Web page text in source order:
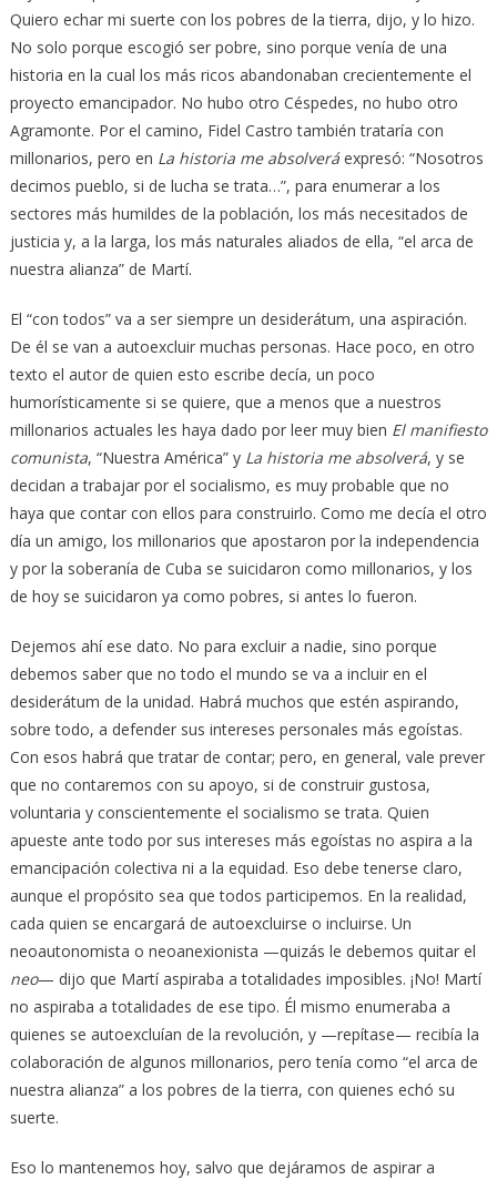
Quiero echar mi suerte con los pobres de la tierra, dijo, y lo hizo.
No solo porque escogió ser pobre, sino porque venía de una
historia en la cual los más ricos abandonaban crecientemente el
proyecto emancipador. No hubo otro Céspedes, no hubo otro
Agramonte. Por el camino, Fidel Castro también trataría con
millonarios, pero en La historia me absolveráexpresó: “Nosotros
decimos pueblo, si de lucha se trata…”, para enumerar a los
sectores más humildes de la población, los más necesitados de
justicia y, a la larga, los más naturales aliados de ella, “el arca de
nuestra alianza” de Martí.
El “con todos” va a ser siempre un desiderátum, una aspiración.
De él se van a autoexcluir muchas personas. Hace poco, en otro
texto el autor de quien esto escribe decía, un poco
humorísticamente si se quiere, que a menos que a nuestros
millonarios actuales les haya dado por leer muy bien El manifiesto
comunista, “Nuestra América” y La historia me absolverá, y se
decidan a trabajar por el socialismo, es muy probable que no
haya que contar con ellos para construirlo. Como me decía el otro
día un amigo, los millonarios que apostaron por la independencia
y por la soberanía de Cuba se suicidaron como millonarios, y los
de hoy se suicidaron ya como pobres, si antes lo fueron.
Dejemos ahí ese dato. No para excluir a nadie, sino porque
debemos saber que no todo el mundo se va a incluir en el
desiderátum de la unidad. Habrá muchos que estén aspirando,
sobre todo, a defender sus intereses personales más egoístas.
Con esos habrá que tratar de contar; pero, en general, vale prever
que no contaremos con su apoyo, si de construir gustosa,
voluntaria y conscientemente el socialismo se trata. Quien
apueste ante todo por sus intereses más egoístas no aspira a la
emancipación colectiva ni a la equidad. Eso debe tenerse claro,
aunque el propósito sea que todos participemos. En la realidad,
cada quien se encargará de autoexcluirse o incluirse. Un
neoautonomista o neoanexionista —quizás le debemos quitar el
neo— dijo que Martí aspiraba a totalidades imposibles. ¡No! Martí
no aspiraba a totalidades de ese tipo. Él mismo enumeraba a
quienes se autoexcluían de la revolución, y —repítase— recibía la
colaboración de algunos millonarios, pero tenía como “el arca de
nuestra alianza” a los pobres de la tierra, con quienes echó su
suerte.
Eso lo mantenemos hoy, salvo que dejáramos de aspirar a